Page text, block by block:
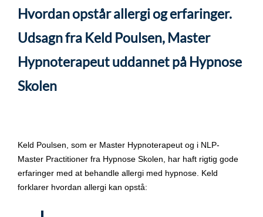
Hvordan opstår allergi og erfaringer.
Udsagn fra Keld Poulsen, Master
Hypnoterapeut uddannet på Hypnose
Skolen
Keld Poulsen, som er Master Hypnoterapeut og i NLP-
Master Practitioner fra Hypnose Skolen, har haft rigtig gode
erfaringer med at behandle allergi med hypnose. Keld
forklarer hvordan allergi kan opstå: